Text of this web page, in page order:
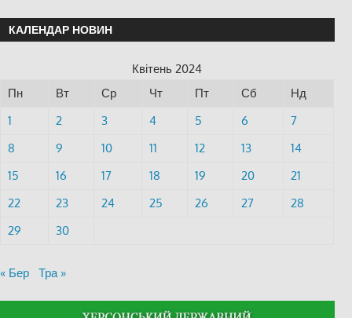
КАЛЕНДАР НОВИН
Квітень 2024
Пн
Вт Ср Чт Пт Сб
Нд
1
2 3 4 5 6
7
8
9 10 11 12 13
14
15
16 17 18 19 20
21
22
23 24 25 26 27
28
29
30
« Бер Тра »